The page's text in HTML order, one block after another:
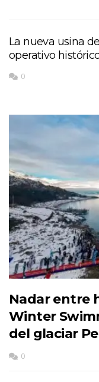
La nueva usina
operativo
0
Nadar entre
Winter
del glaciar
0